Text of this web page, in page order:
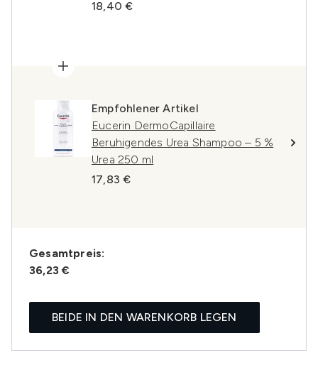
18,40 €
Empfohlener Artikel
Eucerin DermoCapillaire
Beruhigendes Urea Shampoo – 5 %
Urea 250 ml
17,83 €
Gesamtpreis:
36,23 €
BEIDE IN DEN WARENKORB LEGEN